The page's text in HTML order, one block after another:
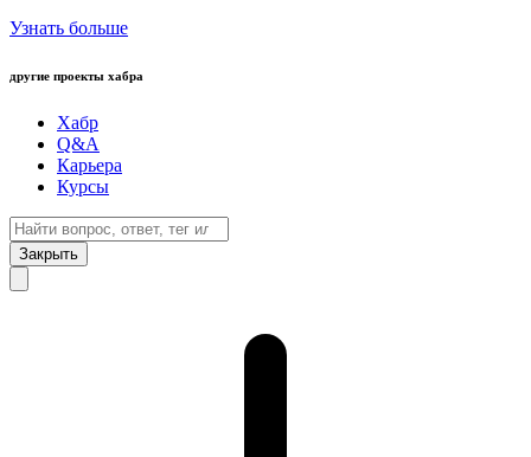
Узнать больше
другие проекты хабра
Хабр
Q&A
Карьера
Курсы
Закрыть